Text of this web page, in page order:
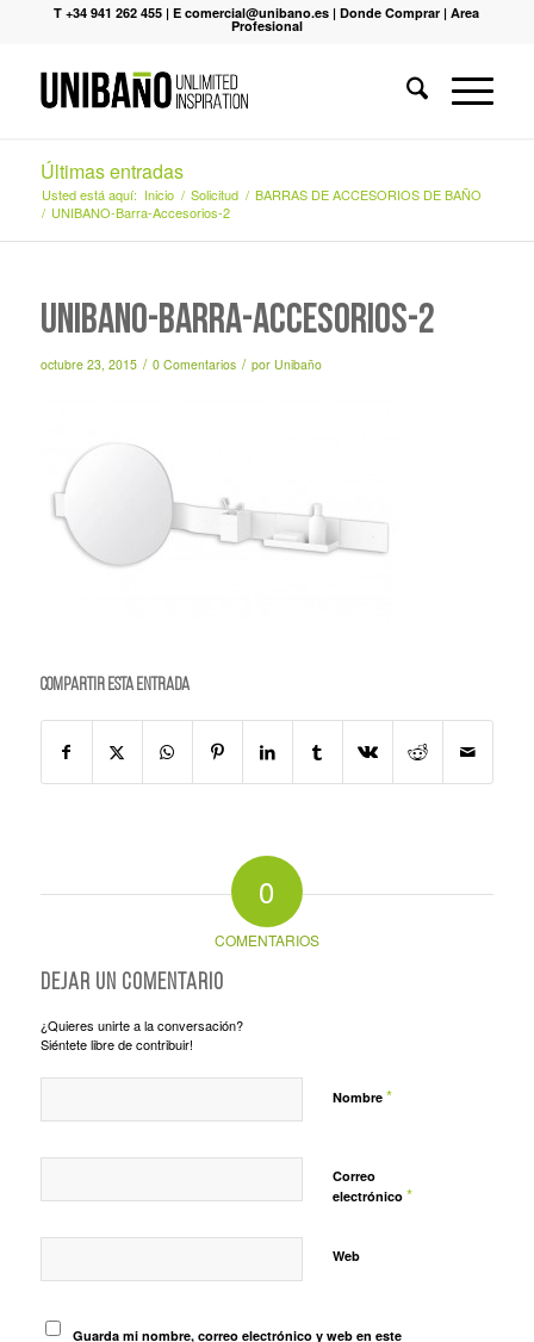
T +34 941 262 455 |E comercial@unibano.es |Donde Comprar |Area
Profesional
Últimas entradas
Usted está aquí: Inicio / Solicitud / BARRAS DE ACCESORIOS DE BAÑO
/ UNIBANO-Barra-Accesorios-2
UNIBANO-Barra-Accesorios-2
octubre 23, 2015 / 0 Comentarios / por Unibaño
Compartir esta entrada
0
COMENTARIOS
Dejar un comentario
¿Quieres unirte a la conversación?
Siéntete libre de contribuir!
Nombre *
Correo
electrónico *
Web
Guarda mi nombre, correo electrónico y web en este